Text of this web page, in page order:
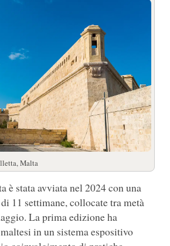
Malta
è stata avviata nel 2024 con una
11 settimane, collocate tra metà
La prima edizione ha
in un sistema espositivo